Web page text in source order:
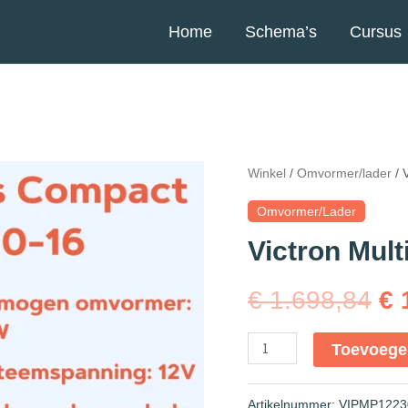
Home Schema’s Cursus
Winkel / Omvormer/lader /
Omvormer/lader
Victron
€1.698,84 €
Artikelnummer: